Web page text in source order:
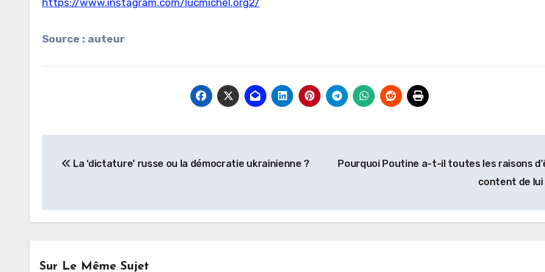
Source : auteur
de
La ‘dictature’ russe ou la démocratie ukrainienne ?
Pourquoi Poutine a-t-il toutes les raisons
content de lui
Sur Le Même Sujet